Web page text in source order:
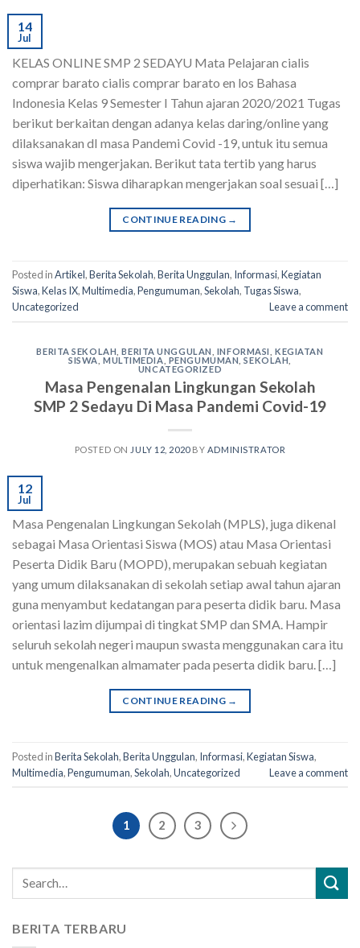
14
Jul
KELAS ONLINE SMP 2 SEDAYU Mata Pelajaran cialis
comprar barato cialis comprar barato en los Bahasa
Indonesia Kelas 9 Semester I Tahun ajaran 2020/2021 Tugas
berikut berkaitan dengan adanya kelas daring/online yang
dilaksanakan dI masa Pandemi Covid -19, untuk itu semua
siswa wajib mengerjakan. Berikut tata tertib yang harus
diperhatikan: Siswa diharapkan mengerjakan soal sesuai […]
CONTINUE READING →
Posted inArtikel,Berita Sekolah,Berita Unggulan, Informasi,Kegiatan
Siswa,Kelas IX,Multimedia,Pengumuman,Sekolah, Tugas Siswa,
Uncategorized
Leave a comment
BERITA SEKOLAH ,BERITA UNGGULAN INFORMASI ,KEGIATAN
SISWA
MULTIMEDIA PENGUMUMAN ,SEKOLAH
UNCATEGORIZED
Masa Pengenalan Lingkungan Sekolah
SMP 2 Sedayu Di Masa Pandemi Covid-19
POSTED ON JULY 12, 2020BY ADMINISTRATOR
12
Jul
Masa Pengenalan Lingkungan Sekolah (MPLS), juga dikenal
sebagai Masa Orientasi Siswa (MOS) atau Masa Orientasi
Peserta Didik Baru (MOPD), merupakan sebuah kegiatan
yang umum dilaksanakan di sekolah setiap awal tahun ajaran
guna menyambut kedatangan para peserta didik baru. Masa
orientasi lazim dijumpai di tingkat SMP dan SMA. Hampir
seluruh sekolah negeri maupun swasta menggunakan cara itu
untuk mengenalkan almamater pada peserta didik baru. […]
CONTINUE READING →
Posted inBerita Sekolah,Berita Unggulan, Informasi,Kegiatan Siswa,
Multimedia,Pengumuman,Sekolah,Uncategorized Leave a comment
1 2 3
BERITA TERBARU